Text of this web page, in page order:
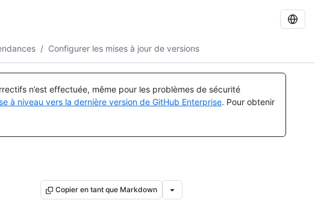
/ Configurer les mises à jour de versions
n’est effectuée, même pour les problèmes de sécurité
à niveau vers la dernière version de GitHub Enterprise. Pour obtenir
Copier en tant que Markdown